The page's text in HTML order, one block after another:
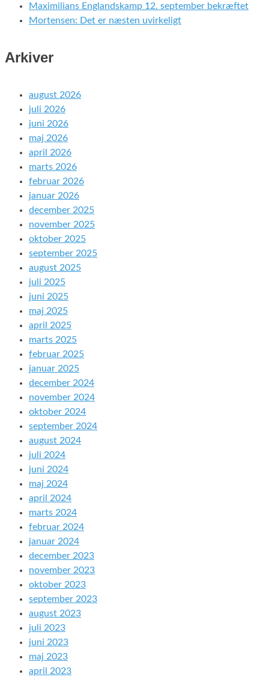
Maximilians Englandskamp 12. september bekræftet
Mortensen: Det er næsten uvirkeligt
Arkiver
august 2026
juli 2026
juni 2026
maj 2026
april 2026
marts 2026
februar 2026
januar 2026
december 2025
november 2025
oktober 2025
september 2025
august 2025
juli 2025
juni 2025
maj 2025
april 2025
marts 2025
februar 2025
januar 2025
december 2024
november 2024
oktober 2024
september 2024
august 2024
juli 2024
juni 2024
maj 2024
april 2024
marts 2024
februar 2024
januar 2024
december 2023
november 2023
oktober 2023
september 2023
august 2023
juli 2023
juni 2023
maj 2023
april 2023